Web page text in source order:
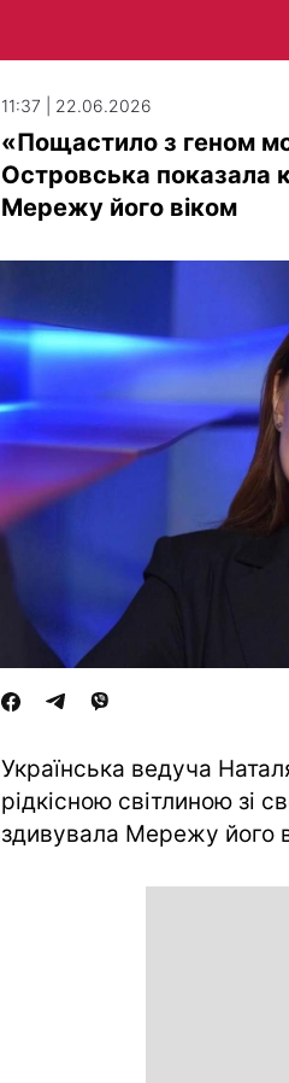
11:37 | 22.06.2026
«Пощастило з геном
Островська показала
Мережу його віком
Українська ведуча
рідкісною світлиною зі
здивувала Мережу його